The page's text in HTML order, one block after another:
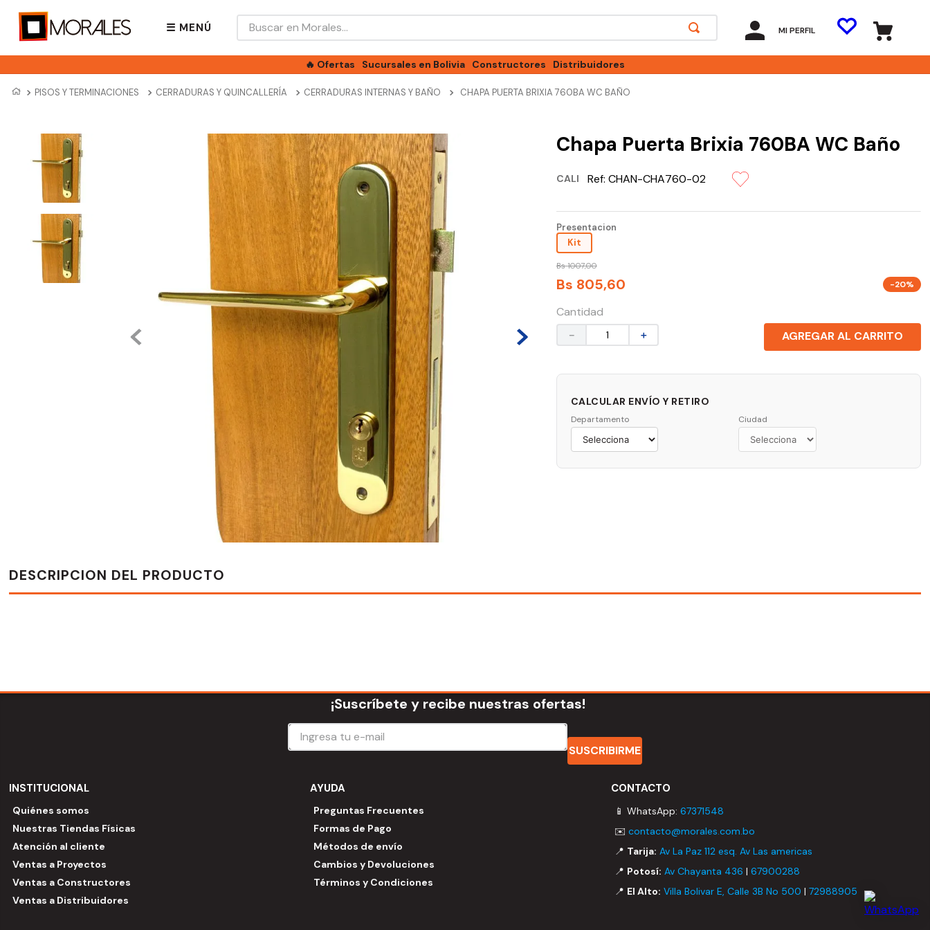
☰ MENÚ
Buscar en Morales...
MI PERFIL
🔥 Ofertas Sucursales en Bolivia Constructores Distribuidores
PISOS Y TERMINACIONES CERRADURAS Y QUINCALLERÍA CERRADURAS INTERNAS Y BAÑO CHAPA PUERTA BRIXIA 760BA WC BAÑO
Chapa Puerta Brixia 760BA WC Baño
CALI Ref: CHAN-CHA760-02
Presentacion
Kit
Bs 1007,00
Bs 805,60 -20%
Cantidad
＋
－ AGREGAR AL CARRITO
CALCULAR ENVÍO Y RETIRO
Departamento Ciudad
DESCRIPCION DEL PRODUCTO
¡Suscríbete y recibe nuestras ofertas!
SUSCRIBIRME
INSTITUCIONAL
Quiénes somos
Nuestras Tiendas Físicas
Atención al cliente
Ventas a Proyectos
Ventas a Constructores
Ventas a Distribuidores
AYUDA
Preguntas Frecuentes
Formas de Pago
Métodos de envío
Cambios y Devoluciones
Términos y Condiciones
CONTACTO
📱 WhatsApp: 67371548
✉️ contacto@morales.com.bo
📍 Tarija: Av La Paz 112 esq. Av Las americas
📍 Potosí: Av Chayanta 436 | 67900288
📍 El Alto: Villa Bolivar E, Calle 3B No 500 | 72988905